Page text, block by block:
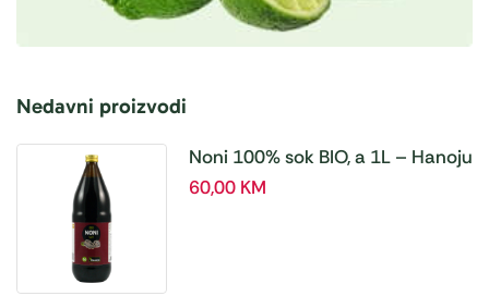
Nedavni proizvodi
Noni 100% sok BIO, a 1L – Hanoju
60,00 KM